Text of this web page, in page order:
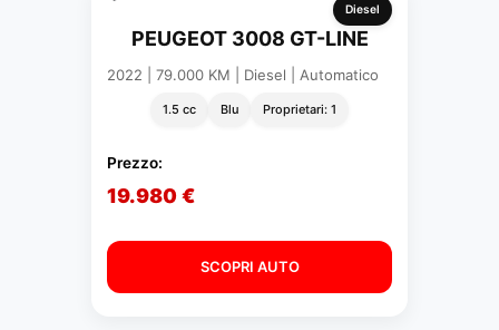
Diesel
PEUGEOT 3008 GT-LINE
2022 | 79.000 KM | Diesel | Automatico
1.5 cc Blu Proprietari: 1
Prezzo:
19.980 €
SCOPRI AUTO